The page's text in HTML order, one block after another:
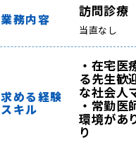
業務内容
訪問診療
当直なし
求める経験
スキル
・在宅医
る先生歓
な社会人
・常勤医
環境があ
り